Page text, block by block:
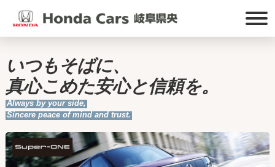
いつもそばに、
真心こめた安心と信頼を。
Always by your side,
Sincere peace of mind and trust.